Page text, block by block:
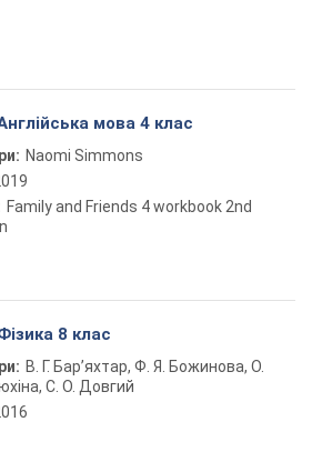
мова 4 клас
Naomi Simmons
Family and Friends 4 workbook 2nd
8 клас
В. Г. Бар’яхтар, Ф. Я. Божинова, О.
С. О. Довгий